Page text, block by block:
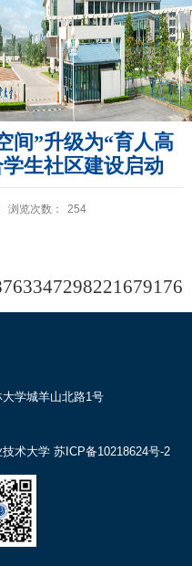
间”升级为“育人高
生社区建设启动
浏览次数： 254
学城羊山北路1号
术大学 苏ICP备10218624号-2